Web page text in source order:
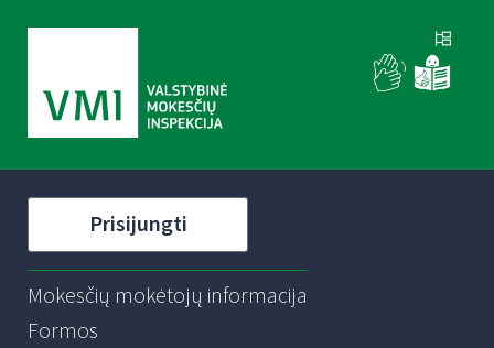
Prisijungti
Mokesčių mokėtojų informacija
Formos